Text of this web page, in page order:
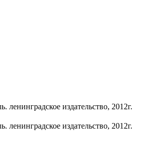
ленинградское издательство, 2012г.
ленинградское издательство, 2012г.